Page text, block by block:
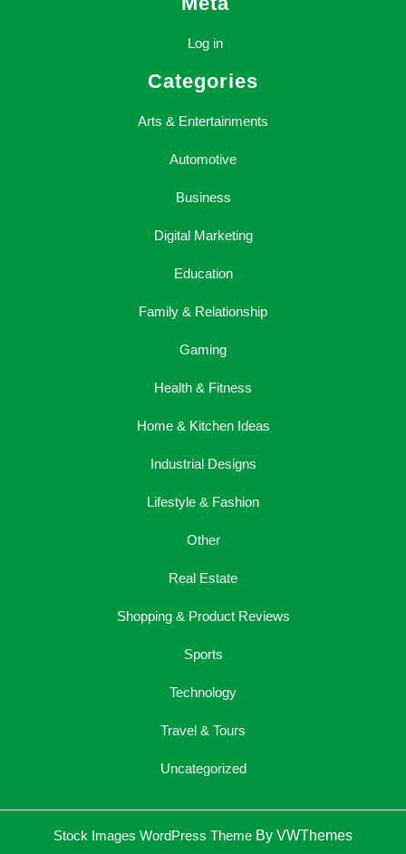
Log in
Categories
Arts & Entertainments
Automotive
Business
Digital Marketing
Education
Family & Relationship
Gaming
Health & Fitness
Home & Kitchen Ideas
Industrial Designs
Lifestyle & Fashion
Other
Real Estate
Shopping & Product Reviews
Sports
Technology
Travel & Tours
Uncategorized
Stock Images WordPress Theme By VWThemes